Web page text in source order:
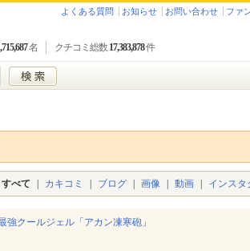
よくある質問 お知らせ お問い合わせ ファ
名 クチコミ総数 17,383,878件
すべて カキコミ ブログ 画像 動画 インスタ
強クールジェル「アカン凍寒砲」